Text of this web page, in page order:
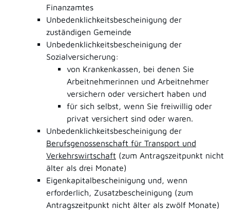
Finanzamtes
Unbedenklichkeitsbescheinigung der
zuständigen Gemeinde
Unbedenklichkeitsbescheinigung der
Sozialversicherung:
von Krankenkassen, bei denen Sie
Arbeitnehmerinnen und Arbeitnehmer
versichern oder versichert haben und
für sich selbst, wenn Sie freiwillig oder
privat versichert sind oder waren.
Unbedenklichkeitsbescheinigung der
Berufsgenossenschaft für Transport und
Verkehrswirtschaft (zum Antragszeitpunkt nicht
älter als drei Monate)
Eigenkapitalbescheinigung und, wenn
erforderlich, Zusatzbescheinigung (zum
Antragszeitpunkt nicht älter als zwölf Monate)